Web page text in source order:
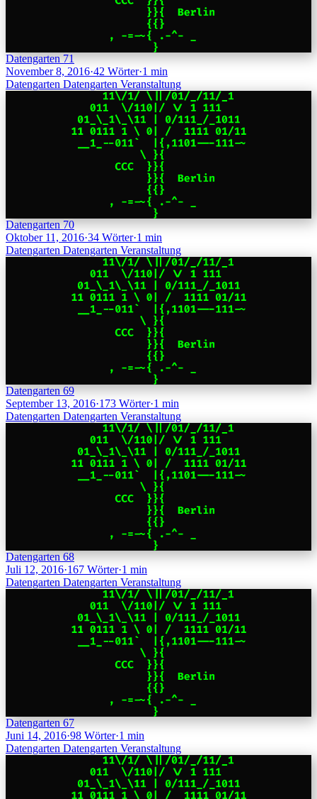
Datengarten 71
November 8, 2016·42 Wörter·1 min
Datengarten Datengarten Veranstaltung
Datengarten 70
Oktober 11, 2016·34 Wörter·1 min
Datengarten Datengarten Veranstaltung
Datengarten 69
September 13, 2016·173 Wörter·1 min
Datengarten Datengarten Veranstaltung
Datengarten 68
Juli 12, 2016·167 Wörter·1 min
Datengarten Datengarten Veranstaltung
Datengarten 67
Juni 14, 2016·98 Wörter·1 min
Datengarten Datengarten Veranstaltung